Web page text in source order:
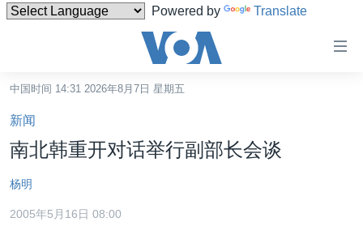
Powered by Translate
碍
链
接
跳
转
内
台湾
港澳
中国时间 14:31 2026年8月7日 星期五
新闻
南北韩重开对话举行副部长会谈
杨明
2005年5月16日 08:00